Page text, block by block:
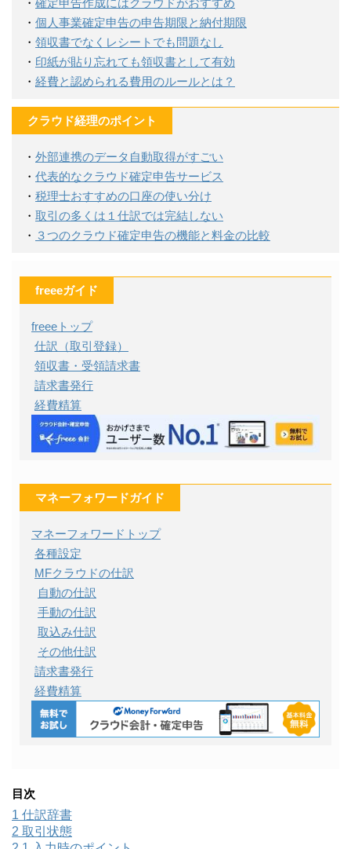
・ 確定申告作成にはクラウドがおすすめ
・ 個人事業確定申告の申告期限と納付期限
・ 領収書でなくレシートでも問題なし
・ 印紙が貼り忘れても領収書として有効
・ 経費と認められる費用のルールとは？
クラウド経理のポイント
・ 外部連携のデータ自動取得がすごい
・ 代表的なクラウド確定申告サービス
・ 税理士おすすめの口座の使い分け
・ 取引の多くは１仕訳では完結しない
・ ３つのクラウド確定申告の機能と料金の比較
freeeガイド
freeeトップ
仕訳（取引登録）
領収書・受領請求書
請求書発行
経費精算
マネーフォワードガイド
マネーフォワードトップ
各種設定
MFクラウドの仕訳
自動の仕訳
手動の仕訳
取込み仕訳
その他仕訳
請求書発行
経費精算
目次
1 仕訳辞書
2 取引状態